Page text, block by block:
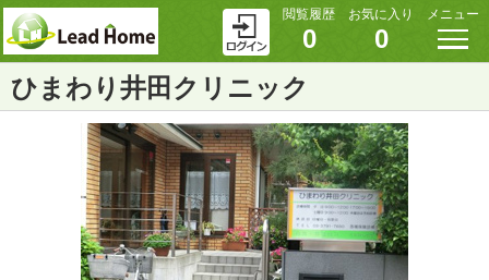
閲覧履歴
0
お気に入り
0
メニュー
ひまわり井田クリニック